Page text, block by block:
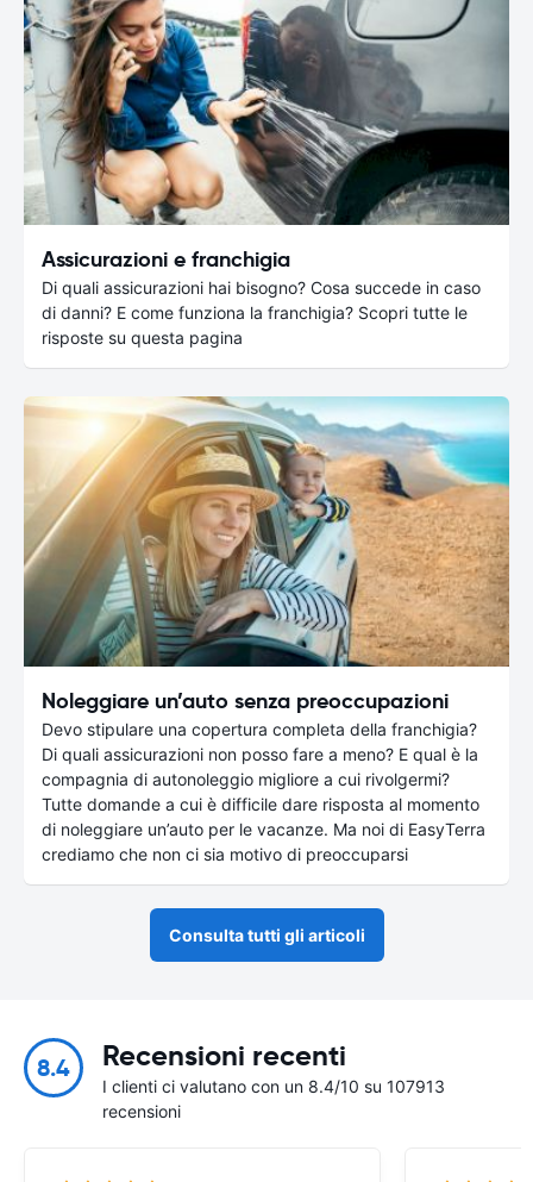
Assicurazioni e franchigia
Di quali assicurazioni hai bisogno? Cosa succede in caso
di danni? E come funziona la franchigia? Scopri tutte le
risposte su questa pagina
Noleggiare un’auto senza preoccupazioni
Devo stipulare una copertura completa della franchigia?
Di quali assicurazioni non posso fare a meno? E qual è la
compagnia di autonoleggio migliore a cui rivolgermi?
Tutte domande a cui è difficile dare risposta al momento
di noleggiare un’auto per le vacanze. Ma noi di EasyTerra
crediamo che non ci sia motivo di preoccuparsi
Consulta tutti gli articoli
8.4 Recensioni recenti
I clienti ci valutano con un 8.4/10 su 107913
recensioni